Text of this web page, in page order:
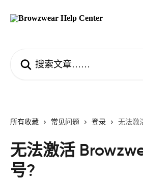
所有收藏 常见问题 登录 无法激
无法激活
号?